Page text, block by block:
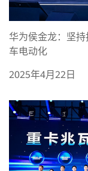
华为侯金龙：坚
车电动化
2025年4月22日